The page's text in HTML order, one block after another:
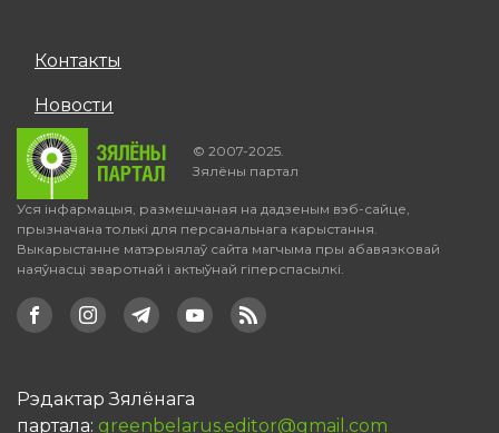
Контакты
Новости
© 2007-2025.
Зялёны партал
Уся інфармацыя, размешчаная на дадзеным вэб-сайце,
прызначана толькі для персанальнага карыстання.
Выкарыстанне матэрыялаў сайта магчыма пры абавязковай
наяўнасці зваротнай і актыўнай гіперспасылкі.
Рэдактар Зялёнага
партала: greenbelarus.editor@gmail.com